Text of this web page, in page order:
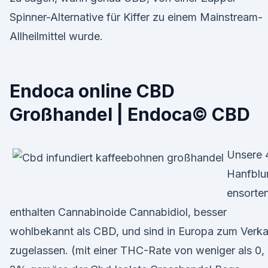
Spinner-Alternative für Kiffer zu einem Mainstream-
Allheilmittel wurde.
Endoca online CBD
Großhandel | Endoca© CBD
Unsere
enthalten Cannabinoide Cannabidiol, besser
wohlbekannt als CBD, und sind in Europa zum
zugelassen. (mit einer THC-Rate von weniger als 0,